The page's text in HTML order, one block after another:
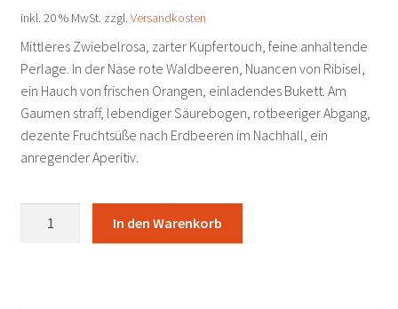
war:
21,08 €
ist:
19,50 €.
inkl. 20 % MwSt. zzgl. Versandkosten
Mittleres Zwiebelrosa, zarter Kupfertouch, feine anhaltende
Perlage. In der Nase rote Waldbeeren, Nuancen von Ribisel,
ein Hauch von frischen Orangen, einladendes Bukett. Am
Gaumen straff, lebendiger Säurebogen, rotbeeriger Abgang,
dezente Fruchtsüße nach Erdbeeren im Nachhall, ein
anregender Aperitiv.
In den Warenkorb